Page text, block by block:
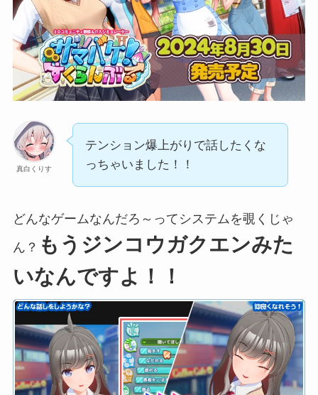
真白くりす
テンション爆上がりで話したくな
っちゃいました！！
どんなゲームなんだろ～ってシステムを覗くじゃ
ん？ もうジンコウガクエンみた
いなんですよ！！